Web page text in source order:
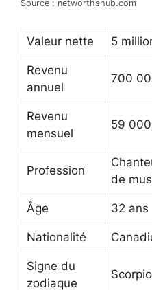
Source : networthshub.com
Valeur nette 5
Revenu
annuel
700
Revenu
mensuel
59
Profession
de
Âge 32 ans
Nationalité
Signe du
zodiaque